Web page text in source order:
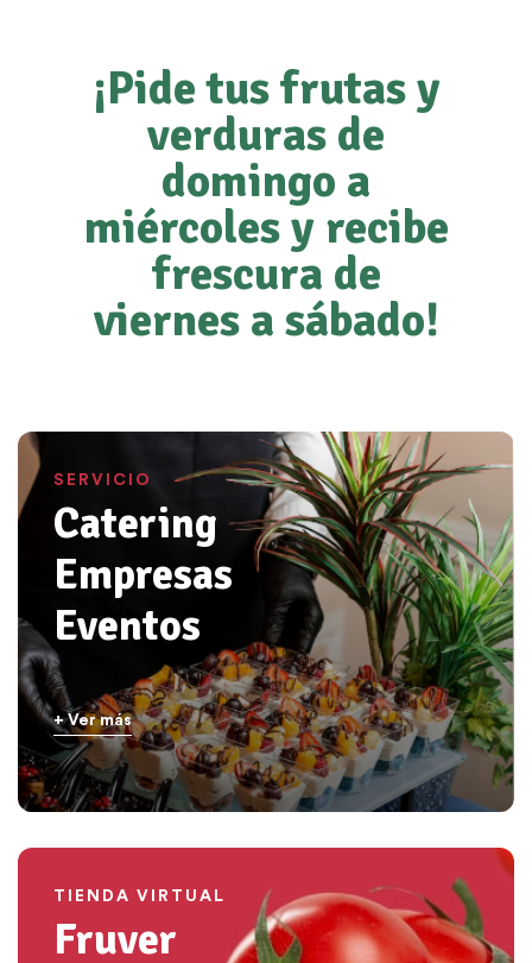
¡Pide tus frutas y
verduras de
domingo a
miércoles y recibe
frescura de
viernes a sábado!
SERVICIO
Catering
Empresas
Eventos
+ Ver más
TIENDA VIRTUAL
Fruver